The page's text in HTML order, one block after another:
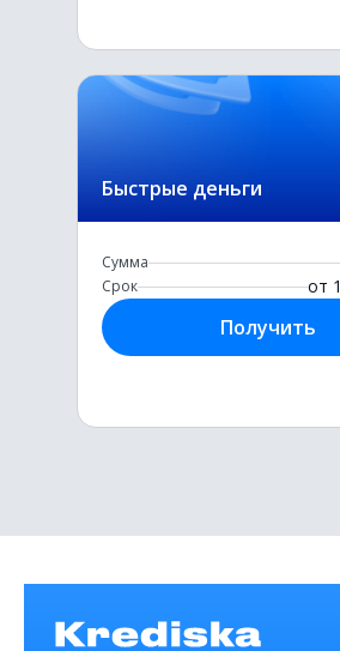
Быстрые деньги
Сумма
Срок от 1
Получить
Сумма